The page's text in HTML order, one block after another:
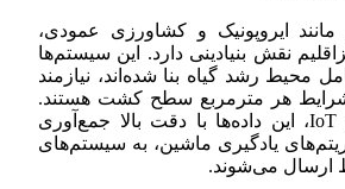
ایروپونیک و کشاورزی عمودی،
نقش بنیادینی دارد. این سیستم‌ها
محیط رشد گیاه بنا شده‌اند، نیازمند
شرایط هر مترمربع سطح کشت هستند.
به‌کمک سیستم‌های IoT، این داده‌ها با دقت بالا جمع‌آوری
یادگیری ماشین، به سیستم‌های
ارسال می‌شوند.